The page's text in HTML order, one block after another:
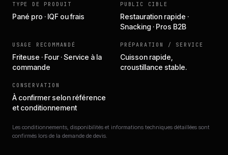
TYPE DE PRODUIT
Pané pro · IQF ou frais
PUBLIC CIBLE
Restauration rapide ·
Snacking · Pros B2B
USAGE RECOMMANDÉ
Friteuse · Four · Service à la
commande
PRÉPARATION / SERVICE
Cuisson rapide,
croustillance stable.
CONSERVATION
À confirmer selon référence
et conditionnement
Les conditionnements, disponibilités et informations techniques détaillées sont
confirmés lors de la demande de devis.